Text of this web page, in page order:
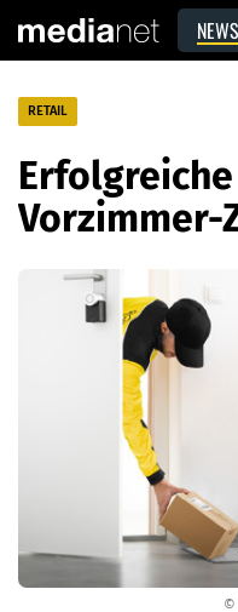
NEWS
©
RETAIL
Vorzimmer-